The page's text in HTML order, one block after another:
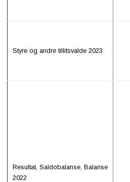
Styre og andre tillitsvalde 2023
Resultat, Saldobalanse, Balanse
2022